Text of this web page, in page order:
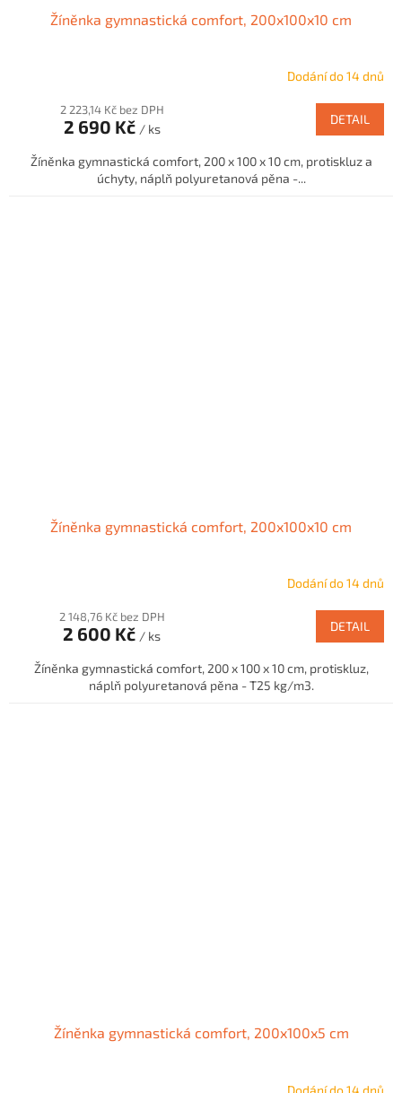
Žíněnka gymnastická comfort, 200x100x10 cm
Dodání do 14 dnů
2 223,14 Kč bez DPH
2 690 Kč / ks
DETAIL
Žíněnka gymnastická comfort, 200 x 100 x 10 cm, protiskluz a
úchyty, náplň polyuretanová pěna -...
Žíněnka gymnastická comfort, 200x100x10 cm
Dodání do 14 dnů
2 148,76 Kč bez DPH
2 600 Kč / ks
DETAIL
Žíněnka gymnastická comfort, 200 x 100 x 10 cm, protiskluz,
náplň polyuretanová pěna - T25 kg/m3.
Žíněnka gymnastická comfort, 200x100x5 cm
Dodání do 14 dnů